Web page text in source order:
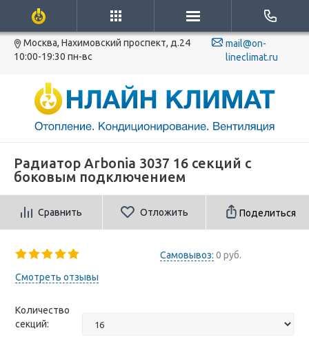
Москва, Нахимовский проспект, д.24
10:00-19:30 пн-вс
mail@on-
lineclimat.ru
Радиатор Arbonia 3037 16 секций с
боковым подключением
Сравнить Отложить Поделиться
Самовывоз: 0 руб.
Смотреть отзывы
Количество
секций: